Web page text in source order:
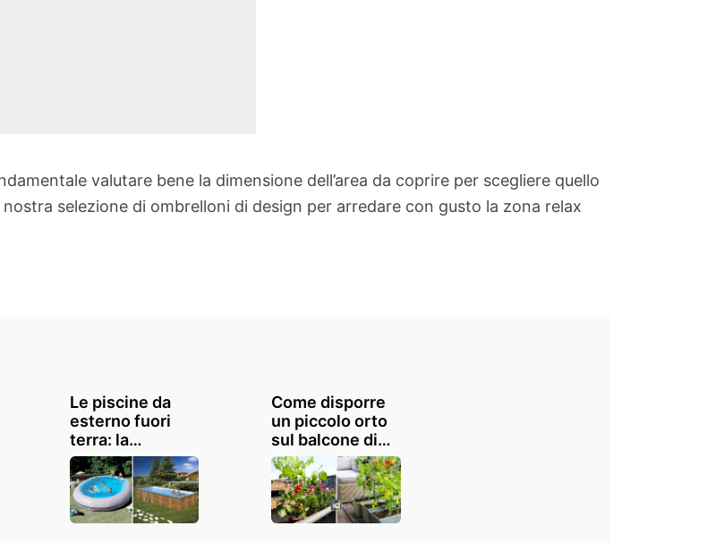
valutare bene la dimensione dell’area da coprire per scegliere quello
selezione di ombrelloni di design per arredare con gusto la zona relax
Le piscine da
esterno fuori
terra: la
soluzione in
giardino per le
calde giornate
estive
Come disporre
un piccolo orto
sul balcone di
casa! 12 idee
per ispirarvi